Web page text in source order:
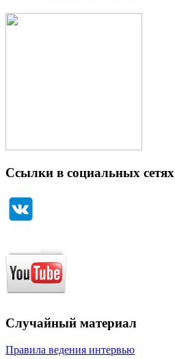
Ссылки в социальных сетях
Случайный материал
Правила ведения интервью